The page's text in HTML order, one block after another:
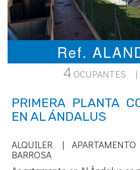
Ref.
4 OCUPANTES |
PRIMERA PLANTA
EN AL ÁNDALUS
ALQUILER | APARTAMENTO
BARROSA